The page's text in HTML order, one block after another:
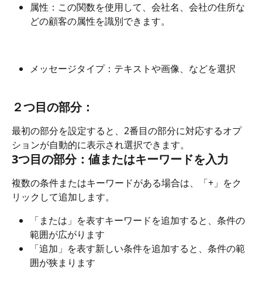
属性：この関数を使用して、会社名、会社の住所な
どの顧客の属性を識別できます。
メッセージタイプ：テキストや画像、などを選択
２つ目の部分：
最初の部分を設定すると、2番目の部分に対応するオプ
ションが自動的に表示され選択できます。
3つ目の部分：値またはキーワードを入力
複数の条件またはキーワードがある場合は、「+」をク
リックして追加します。
「または」を表すキーワードを追加すると、条件の
範囲が広がります
「追加」を表す新しい条件を追加すると、条件の範
囲が狭まります